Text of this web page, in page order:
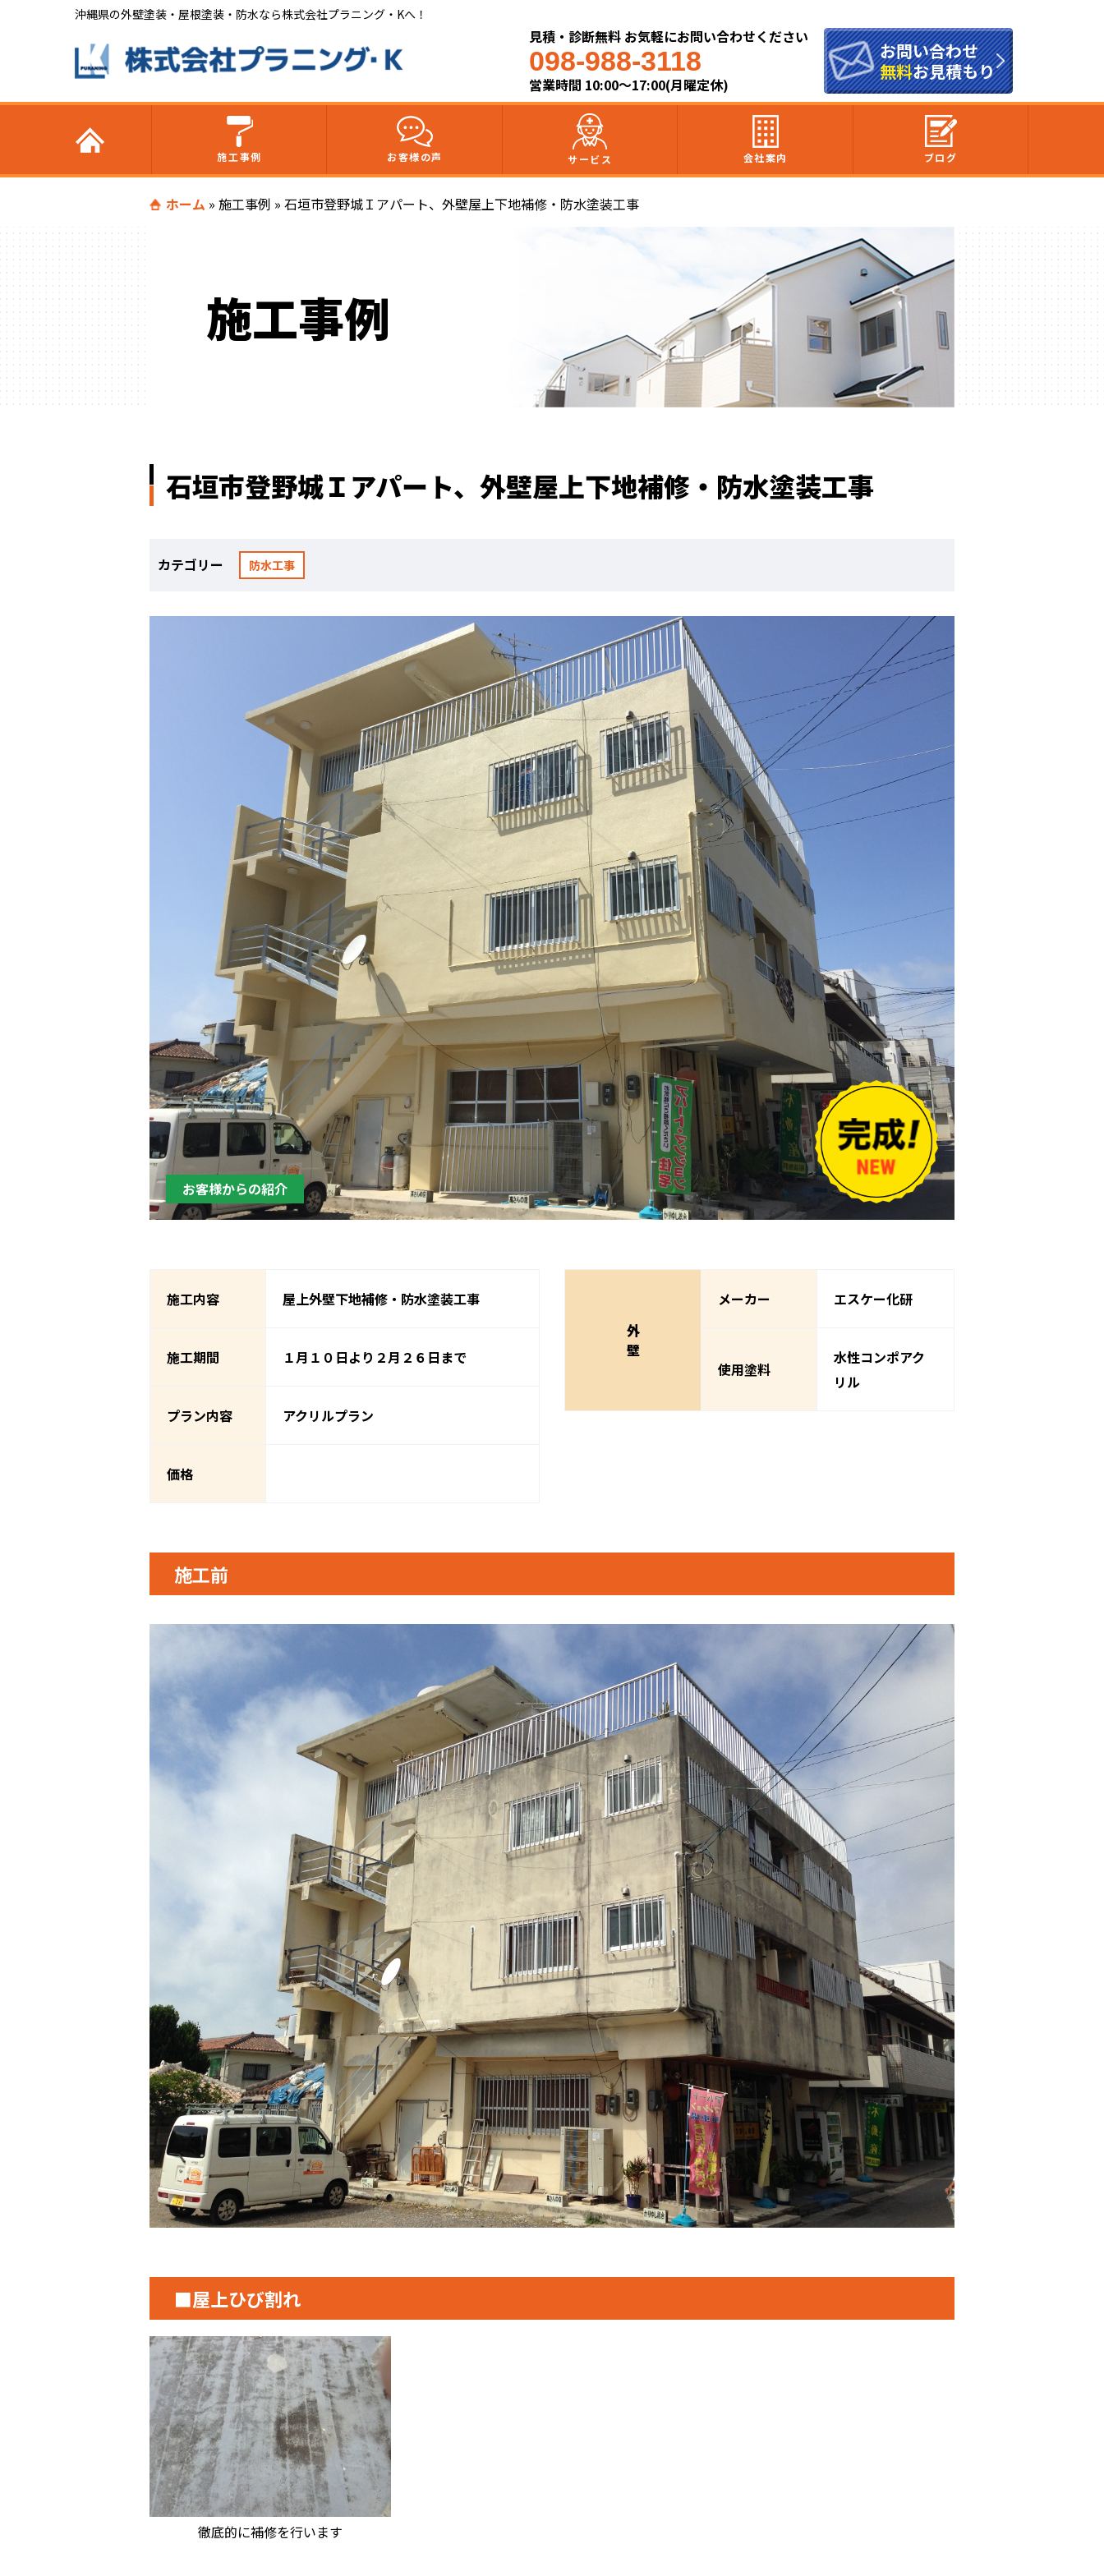
沖縄県の外壁塗装・屋根塗装・防水なら株式会社プラニング・Kへ！
見積・診断無料 お気軽にお問い合わせください
098-988-3118
営業時間 10:00～17:00(月曜定休)
お問い合わせ
無料お見積もり
施工事例 お客様の声 サービス 会社案内 ブログ
ホーム » 施工事例 » 石垣市登野城Ｉアパート、外壁屋上下地補修・防水塗装工事
施工事例
石垣市登野城Ｉアパート、外壁屋上下地補修・防水塗装工事
カテゴリー 防水工事
お客様からの紹介
施工内容 屋上外壁下地補修・防水塗装工事
施工期間 １月１０日より２月２６日まで
プラン内容 アクリルプラン
価格
外
壁
メーカー エスケー化研
使用塗料
水性コンポアク
リル
施工前
■屋上ひび割れ
徹底的に補修を行います